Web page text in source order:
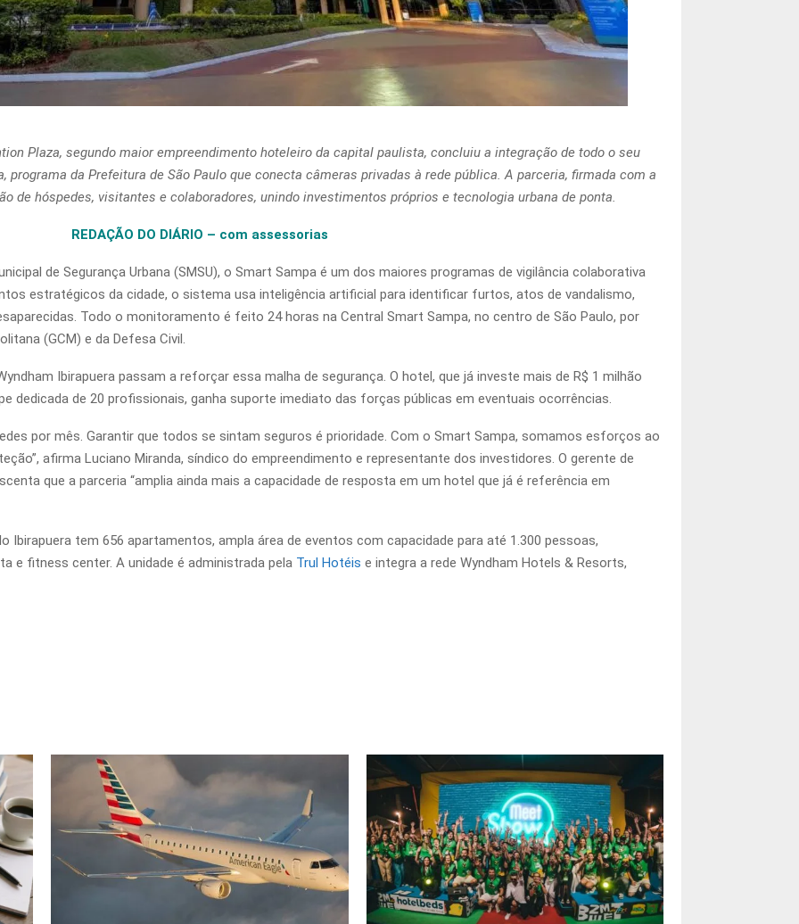
Plaza, segundo maior empreendimento hoteleiro da capital paulista, concluiu a integração de todo o seu
da Prefeitura de São Paulo que conecta câmeras privadas à rede pública. A parceria, firmada com a
de hóspedes, visitantes e colaboradores, unindo investimentos próprios e tecnologia urbana de ponta.
REDAÇÃO DO DIÁRIO – com assessorias
de Segurança Urbana (SMSU), o Smart Sampa é um dos maiores programas de vigilância colaborativa
estratégicos da cidade, o sistema usa inteligência artificial para identificar furtos, atos de vandalismo,
Todo o monitoramento é feito 24 horas na Central Smart Sampa, no centro de São Paulo, por
(GCM) e da Defesa Civil.
Ibirapuera passam a reforçar essa malha de segurança. O hotel, que já investe mais de R$ 1 milhão
dedicada de 20 profissionais, ganha suporte imediato das forças públicas em eventuais ocorrências.
por mês. Garantir que todos se sintam seguros é prioridade. Com o Smart Sampa, somamos esforços ao
afirma Luciano Miranda, síndico do empreendimento e representante dos investidores. O gerente de
que a parceria “amplia ainda mais a capacidade de resposta em um hotel que já é referência em
Ibirapuera tem 656 apartamentos, ampla área de eventos com capacidade para até 1.300 pessoas,
e fitness center. A unidade é administrada pela Trul Hotéis e integra a rede Wyndham Hotels & Resorts,